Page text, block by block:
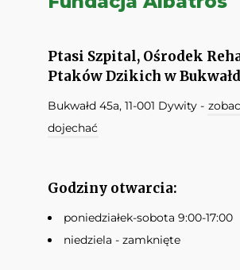
Ptasi Szpital, Ośrodek
Ptaków Dzikich w
Bukwałd 45a, 11-001 Dywity -
dojechać
Godziny otwarcia:
poniedziałek-sobota 9:00-17:00
niedziela - zamknięte